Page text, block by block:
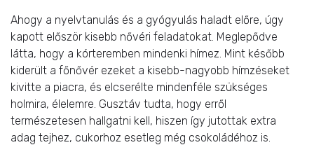
Ahogy a nyelvtanulás és a gyógyulás haladt előre, úgy
kapott először kisebb nővéri feladatokat. Meglepődve
látta, hogy a kórteremben mindenki hímez. Mint később
kiderült a főnővér ezeket a kisebb-nagyobb hímzéseket
kivitte a piacra, és elcserélte mindenféle szükséges
holmira, élelemre. Gusztáv tudta, hogy erről
természetesen hallgatni kell, hiszen így jutottak extra
adag tejhez, cukorhoz esetleg még csokoládéhoz is.